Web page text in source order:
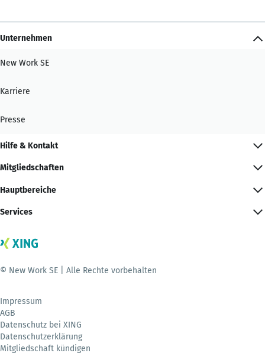
Unternehmen
New Work SE
Karriere
Presse
Hilfe & Kontakt
Mitgliedschaften
Hauptbereiche
Services
© New Work SE | Alle Rechte vorbehalten
Impressum
AGB
Datenschutz bei XING
Datenschutzerklärung
Mitgliedschaft kündigen